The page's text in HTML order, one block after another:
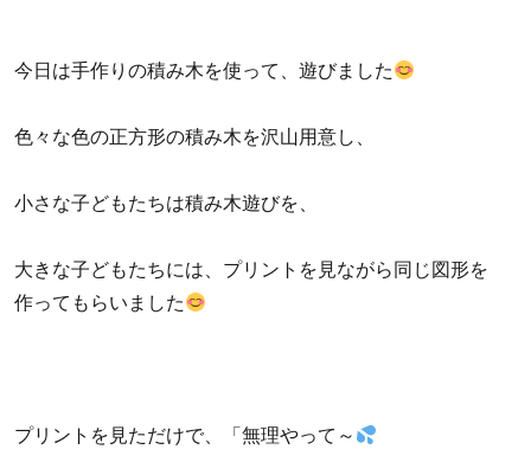
今日は手作りの積み木を使って、遊びました
色々な色の正方形の積み木を沢山用意し、
小さな子どもたちは積み木遊びを、
大きな子どもたちには、プリントを見ながら同じ図形を
作ってもらいました
プリントを見ただけで、「無理やって～